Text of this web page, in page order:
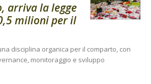
arriva la legge
milioni per il
disciplina organica per il comparto, con
monitoraggio e sviluppo